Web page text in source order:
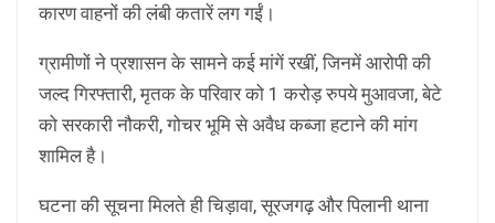
कारण वाहनों की लंबी कतारें लग गईं।
ग्रामीणों ने प्रशासन के सामने कई मांगें रखीं, जिनमें आरोपी की
जल्द गिरफ्तारी, मृतक के परिवार को 1 करोड़ रुपये मुआवजा, बेटे
को सरकारी नौकरी, गोचर भूमि से अवैध कब्जा हटाने की मांग
शामिल है।
घटना की सूचना मिलते ही चिड़ावा, सूरजगढ़ और पिलानी थाना